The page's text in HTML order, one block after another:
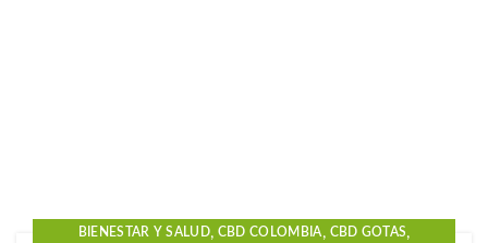
BIENESTAR Y SALUD, CBD COLOMBIA, CBD GOTAS,